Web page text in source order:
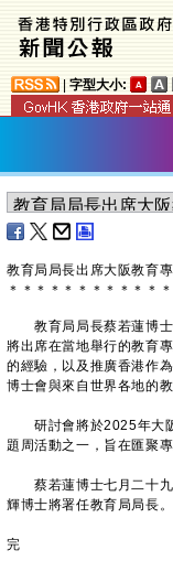
字型大小:
教育局局長出席大阪教育
＊ ＊ ＊ ＊ ＊ ＊ ＊ ＊ ＊ ＊ ＊ ＊
教育局局長蔡若蓮博士
將出席在當地舉行的教育
的經驗，以及推廣香港作
博士會與來自世界各地的
研討會將於2025年大阪
題周活動之一，旨在匯聚
蔡若蓮博士七月二十九
輝博士將署任教育局局長。
完